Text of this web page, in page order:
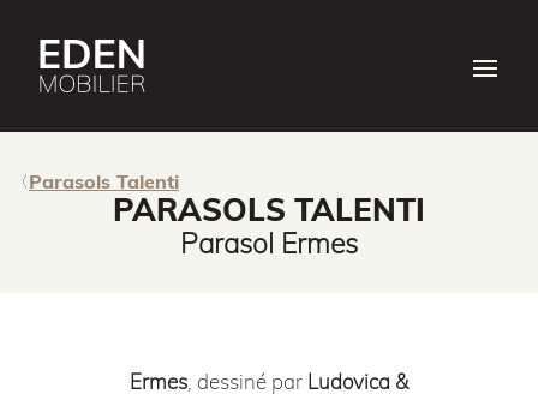
Parasols Talenti
PARASOLS TALENTI
Parasol Ermes
Ermes , dessiné par Ludovica &